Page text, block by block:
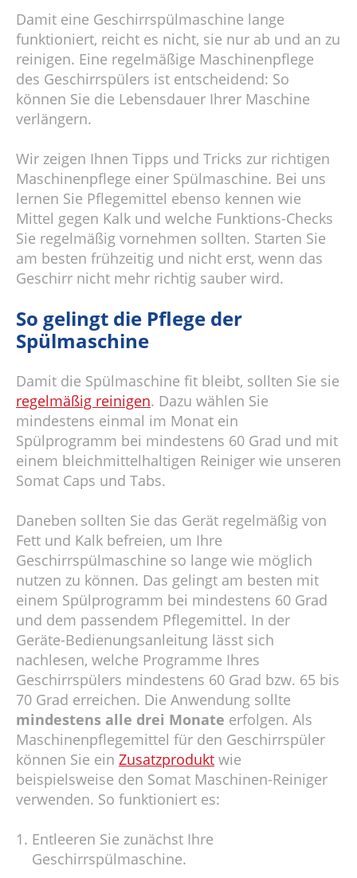
Damit eine Geschirrspülmaschine lange
funktioniert, reicht es nicht, sie nur ab und an zu
reinigen. Eine regelmäßige Maschinenpflege
des Geschirrspülers ist entscheidend: So
können Sie die Lebensdauer Ihrer Maschine
verlängern.
Wir zeigen Ihnen Tipps und Tricks zur richtigen
Maschinenpflege einer Spülmaschine. Bei uns
lernen Sie Pflegemittel ebenso kennen wie
Mittel gegen Kalk und welche Funktions-Checks
Sie regelmäßig vornehmen sollten. Starten Sie
am besten frühzeitig und nicht erst, wenn das
Geschirr nicht mehr richtig sauber wird.
So gelingt die Pflege der
Spülmaschine
Damit die Spülmaschine fit bleibt, sollten Sie sie
regelmäßig reinigen. Dazu wählen Sie
mindestens einmal im Monat ein
Spülprogramm bei mindestens 60 Grad und mit
einem bleichmittelhaltigen Reiniger wie unseren
Somat Caps und Tabs.
Daneben sollten Sie das Gerät regelmäßig von
Fett und Kalk befreien, um Ihre
Geschirrspülmaschine so lange wie möglich
nutzen zu können. Das gelingt am besten mit
einem Spülprogramm bei mindestens 60 Grad
und dem passendem Pflegemittel. In der
Geräte-Bedienungsanleitung lässt sich
nachlesen, welche Programme Ihres
Geschirrspülers mindestens 60 Grad bzw. 65 bis
70 Grad erreichen. Die Anwendung sollte
mindestens alle drei Monate erfolgen. Als
Maschinenpflegemittel für den Geschirrspüler
können Sie ein Zusatzprodukt wie
beispielsweise den Somat Maschinen-Reiniger
verwenden. So funktioniert es:
Entleeren Sie zunächst Ihre
Geschirrspülmaschine.